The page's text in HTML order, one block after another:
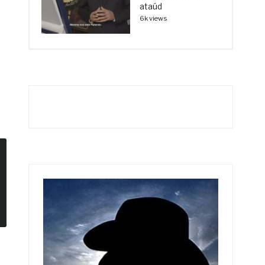
ataúd
6k views